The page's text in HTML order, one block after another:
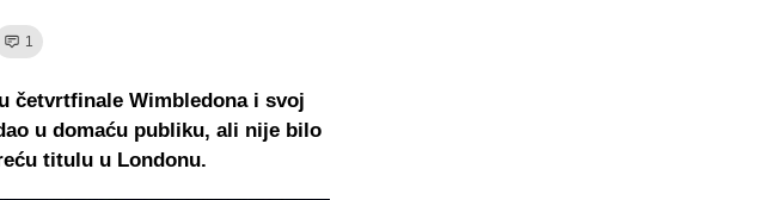
1
četvrtfinale Wimbledona i svoj
u domaću publiku, ali nije bilo
titulu u Londonu.